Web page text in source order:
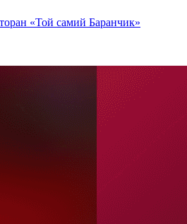
«Той самий Баранчик»